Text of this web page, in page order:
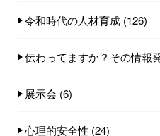
令和時代の人材育成 (126)
伝わってますか？その情報
展示会 (6)
心理的安全性 (24)